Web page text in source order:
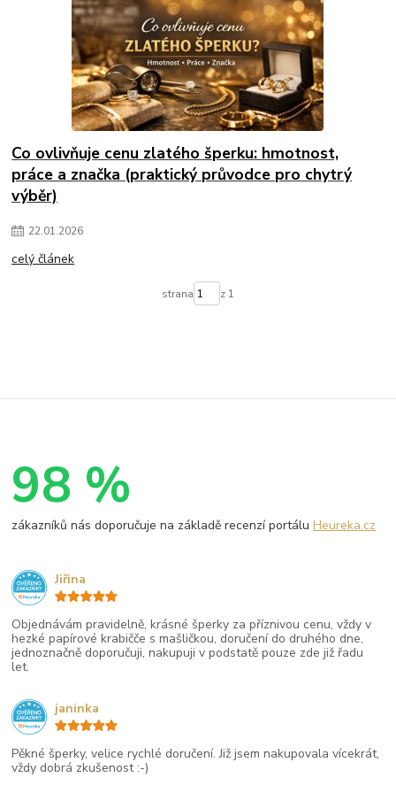
Co ovlivňuje cenu zlatého šperku: hmotnost,
práce a značka (praktický průvodce pro chytrý
výběr)
22.01.2026
celý článek
strana z 1
98 %
zákazníků nás doporučuje na základě recenzí portáluHeureka.cz
Objednávám pravidelně, krásné šperky za příznivou cenu, vždy v
hezké papírové krabičče s mašličkou, doručení do druhého dne,
jednoznačně doporučuji, nakupuji v podstatě pouze zde již řadu
let.
Jiřina
Pěkné šperky, velice rychlé doručení. Již jsem nakupovala vícekrát,
vždy dobrá zkušenost :-)
janinka